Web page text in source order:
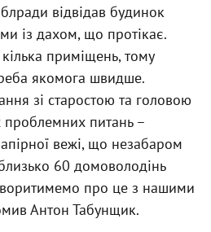
відвідав будинок
із дахом, що протікає.
приміщень, тому
якомога швидше.
зі старостою та головою
питань –
вежі, що незабаром
60 домоволодінь
про це з нашими
Антон Табунщик.